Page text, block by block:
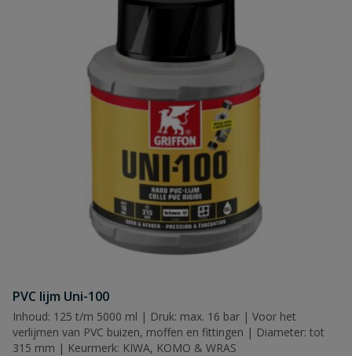
PVC lijm Uni-100
Inhoud: 125 t/m 5000 ml | Druk: max. 16 bar | Voor het
verlijmen van PVC buizen, moffen en fittingen | Diameter: tot
315 mm | Keurmerk: KIWA, KOMO & WRAS